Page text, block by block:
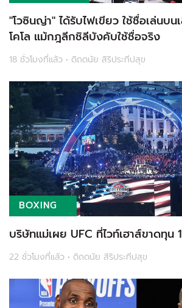
"โวซินญ่า" ได้รับไฟเขียว ใช้ชื่อเล่นบน
โคโล แม้กฎลีกชิลีบังคับใช้ชื่อจริง
18 ชั่วโมงที่แล้ว • ดิถดนัย สิริประทีปสุข
BOXING
บริษัทแม่เผย UFC ที่ไวท์เฮาส์ขาดทุน
22 ชั่วโมงที่แล้ว • ดิถดนัย สิริประทีปสุข